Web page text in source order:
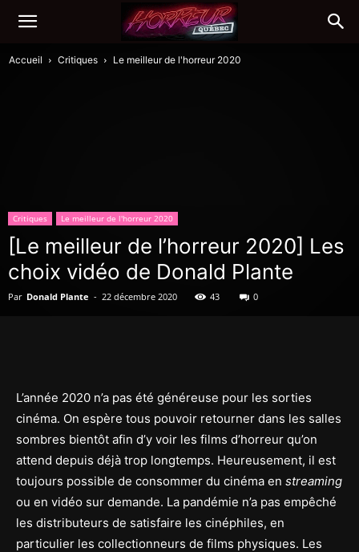
Accueil Critiques Le meilleur de l'horreur 2020
Critiques Le meilleur de l'horreur 2020
[Le meilleur de l’horreur 2020] Les
choix vidéo de Donald Plante
Par Donald Plante - 22 décembre 2020 43 0
L’année 2020 n’a pas été généreuse pour les sorties
cinéma. On espère tous pouvoir retourner dans les salles
sombres bientôt afin d’y voir les films d’horreur qu’on
attend depuis déjà trop longtemps. Heureusement, il est
toujours possible de consommer du cinéma en streaming
ou en vidéo sur demande. La pandémie n’a pas empêché
les distributeurs de satisfaire les cinéphiles, en
particulier les collectionneurs de films physiques. Les